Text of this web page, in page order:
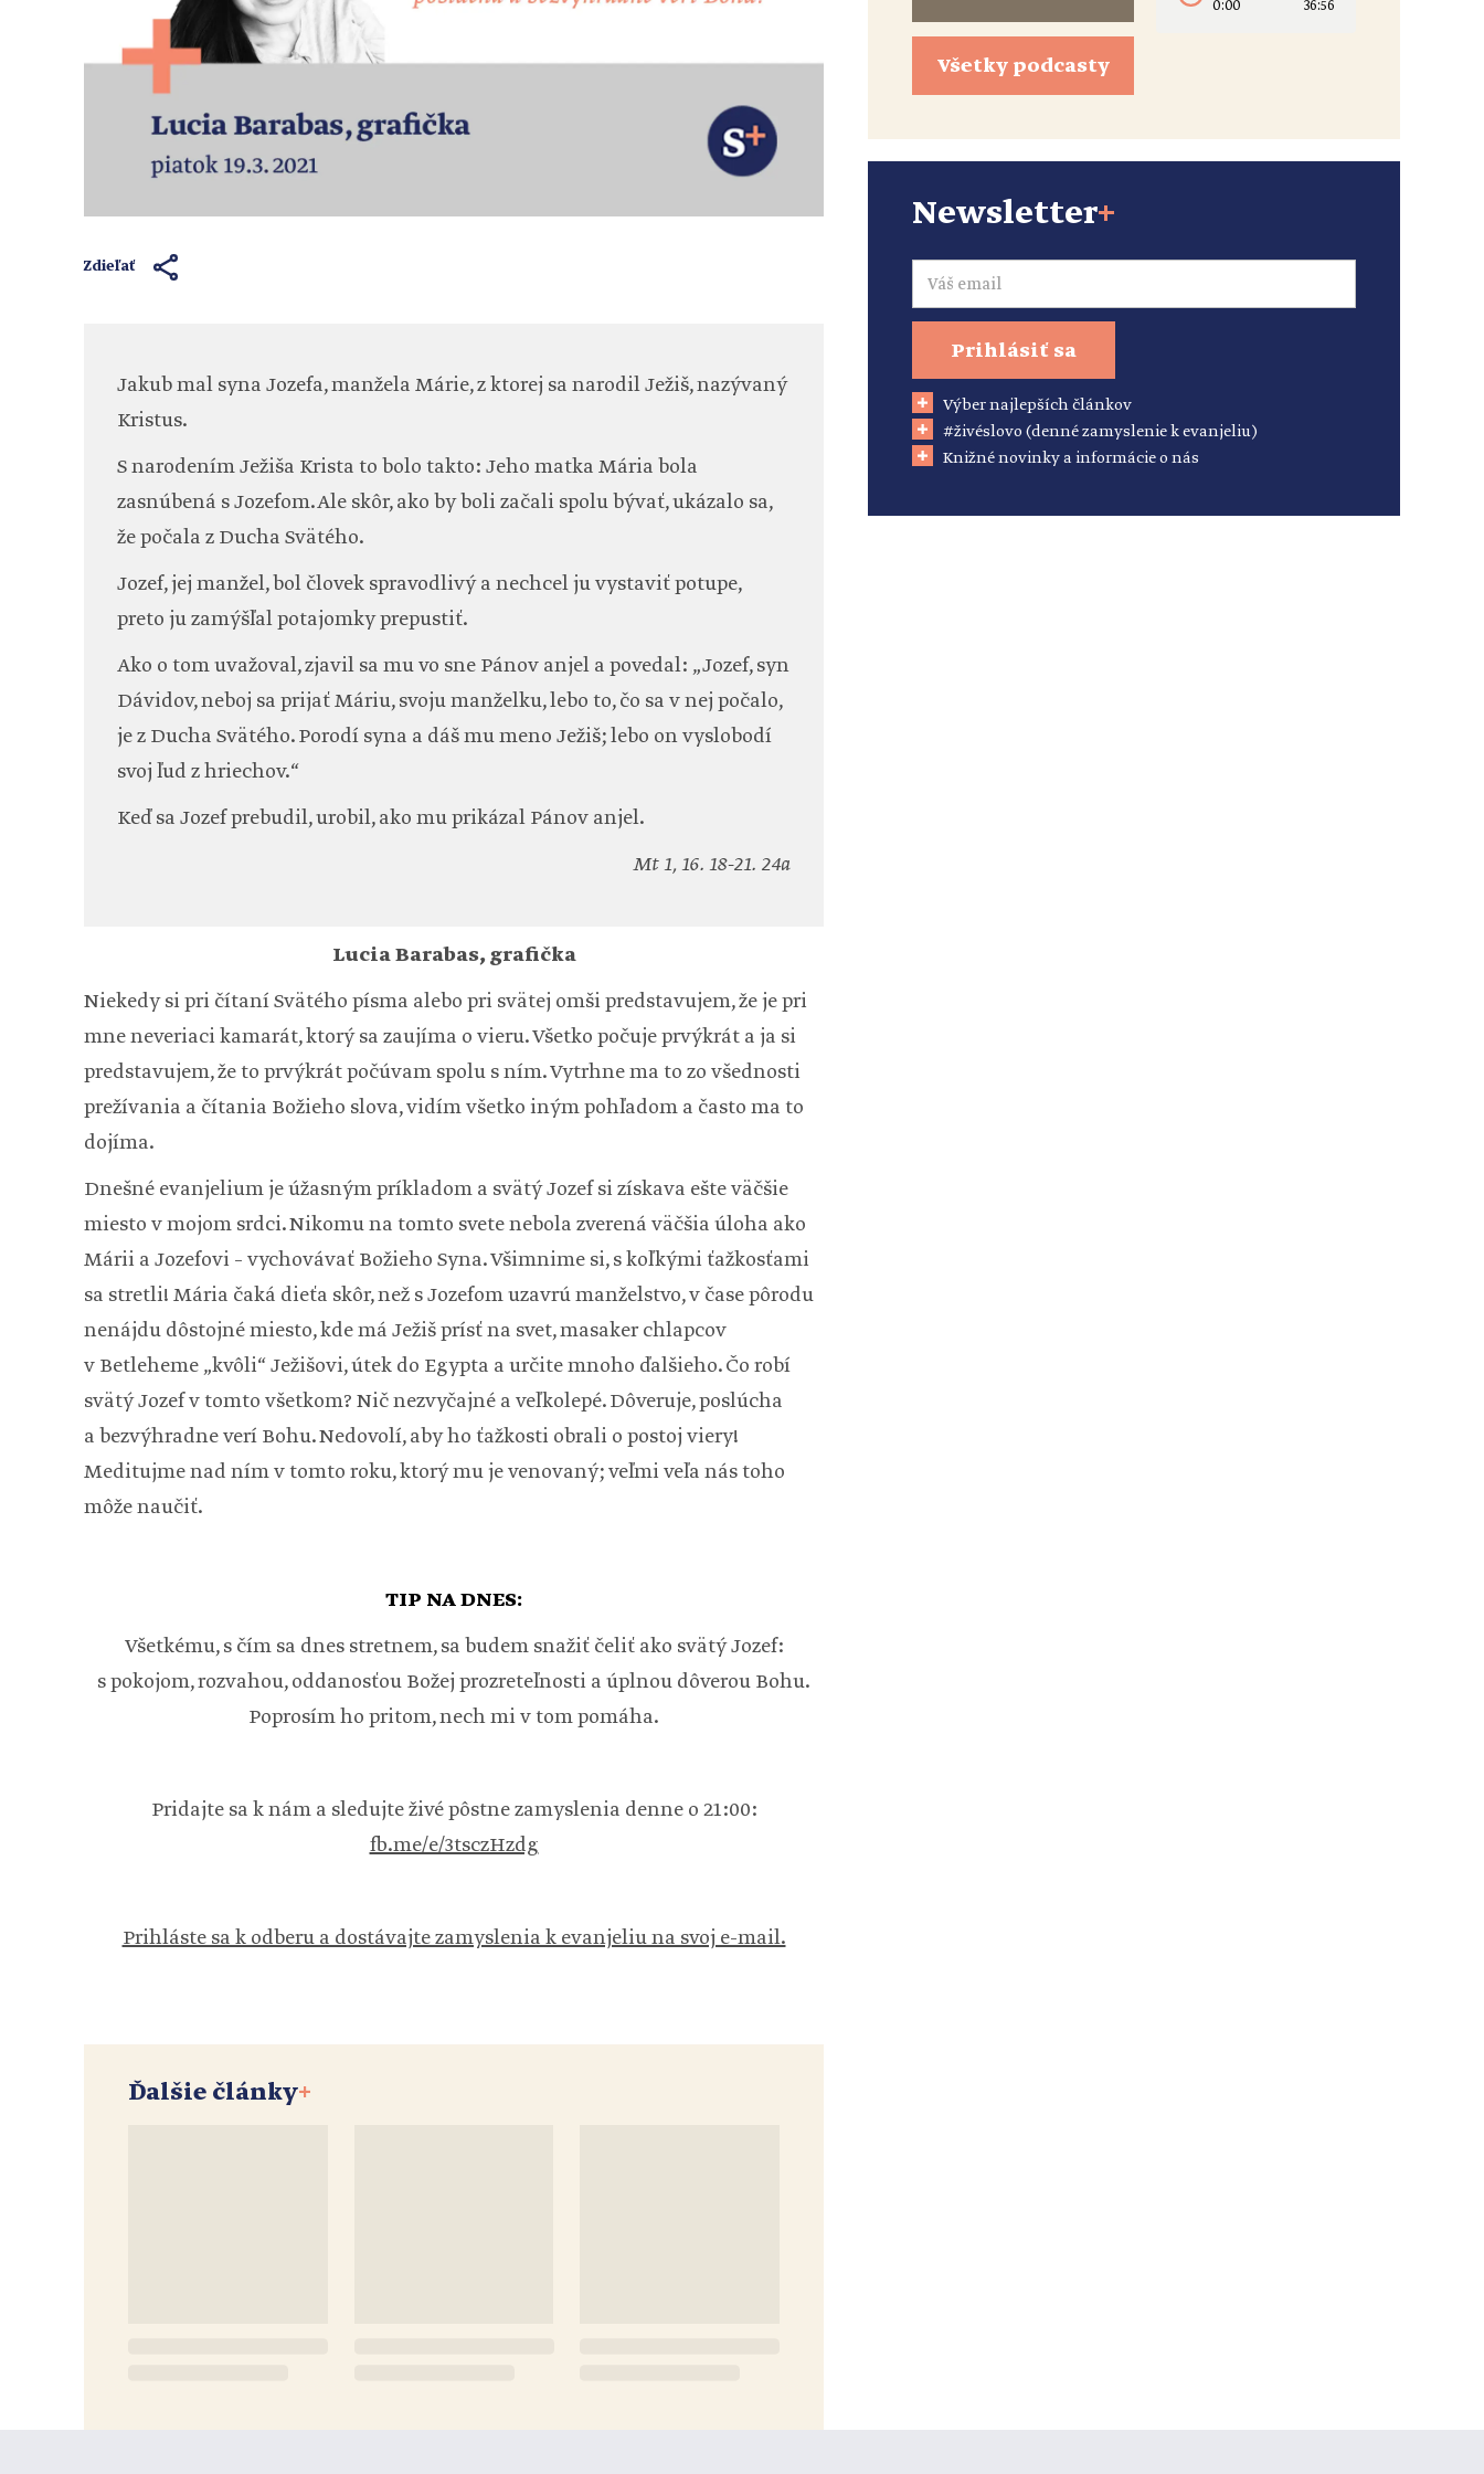
Zdieľať
Jakub mal syna Jozefa, manžela Márie, z ktorej sa narodil Ježiš, nazývaný
Kristus.
S narodením Ježiša Krista to bolo takto: Jeho matka Mária bola
zasnúbená s Jozefom. Ale skôr, ako by boli začali spolu bývať, ukázalo sa,
že počala z Ducha Svätého.
Jozef, jej manžel, bol človek spravodlivý a nechcel ju vystaviť potupe,
preto ju zamýšľal potajomky prepustiť.
Ako o tom uvažoval, zjavil sa mu vo sne Pánov anjel a povedal: „Jozef, syn
Dávidov, neboj sa prijať Máriu, svoju manželku, lebo to, čo sa v nej počalo,
je z Ducha Svätého. Porodí syna a dáš mu meno Ježiš; lebo on vyslobodí
svoj ľud z hriechov.“
Keď sa Jozef prebudil, urobil, ako mu prikázal Pánov anjel.
Mt 1, 16. 18-21. 24a
Lucia Barabas, grafička
Niekedy si pri čítaní Svätého písma alebo pri svätej omši predstavujem, že je pri
mne neveriaci kamarát, ktorý sa zaujíma o vieru. Všetko počuje prvýkrát a ja si
predstavujem, že to prvýkrát počúvam spolu s ním. Vytrhne ma to zo všednosti
prežívania a čítania Božieho slova, vidím všetko iným pohľadom a často ma to
dojíma.
Dnešné evanjelium je úžasným príkladom a svätý Jozef si získava ešte väčšie
miesto v mojom srdci. Nikomu na tomto svete nebola zverená väčšia úloha ako
Márii a Jozefovi – vychovávať Božieho Syna. Všimnime si, s koľkými ťažkosťami
sa stretli! Mária čaká dieťa skôr, než s Jozefom uzavrú manželstvo, v čase pôrodu
nenájdu dôstojné miesto, kde má Ježiš prísť na svet, masaker chlapcov
v Betleheme „kvôli“ Ježišovi, útek do Egypta a určite mnoho ďalšieho. Čo robí
svätý Jozef v tomto všetkom? Nič nezvyčajné a veľkolepé. Dôveruje, poslúcha
a bezvýhradne verí Bohu. Nedovolí, aby ho ťažkosti obrali o postoj viery!
Meditujme nad ním v tomto roku, ktorý mu je venovaný; veľmi veľa nás toho
môže naučiť.
TIP NA DNES:
Všetkému, s čím sa dnes stretnem, sa budem snažiť čeliť ako svätý Jozef:
s pokojom, rozvahou, oddanosťou Božej prozreteľnosti a úplnou dôverou Bohu.
Poprosím ho pritom, nech mi v tom pomáha.
Pridajte sa k nám a sledujte živé pôstne zamyslenia denne o 21:00:
fb.me/e/3tsczHzdg
Prihláste sa k odberu a dostávajte zamyslenia k evanjeliu na svoj e-mail.
Ďalšie články+
Všetky podcasty
0:00 36:56
Newsletter+
Email
Prihlásiť sa
Výber najlepších článkov
#živéslovo (denné zamyslenie k evanjeliu)
Knižné novinky a informácie o nás